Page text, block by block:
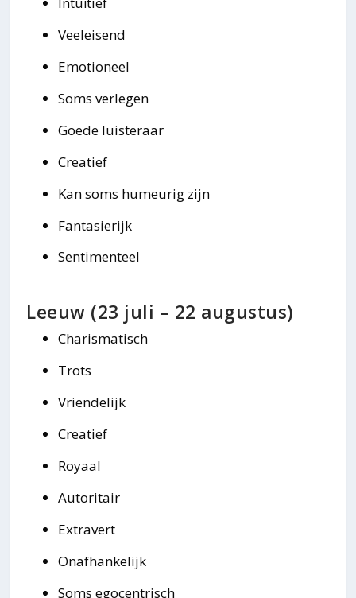
Veeleisend
Emotioneel
Soms verlegen
Goede luisteraar
Creatief
Kan soms humeurig zijn
Fantasierijk
Sentimenteel
Leeuw (23 juli – 22 augustus)
Charismatisch
Trots
Vriendelijk
Creatief
Royaal
Autoritair
Extravert
Onafhankelijk
Soms egocentrisch